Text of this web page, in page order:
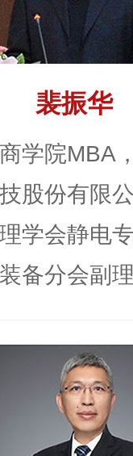
裴振华
学院MBA
股份有限
学会静电
备分会副